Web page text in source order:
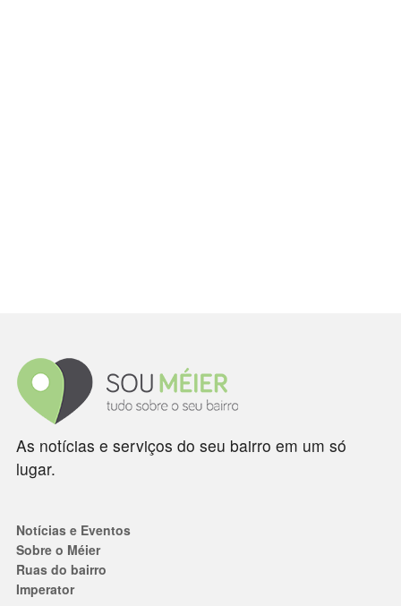
As notícias e serviços do seu bairro em um só
lugar.
Notícias e Eventos
Sobre o Méier
Ruas do bairro
Imperator